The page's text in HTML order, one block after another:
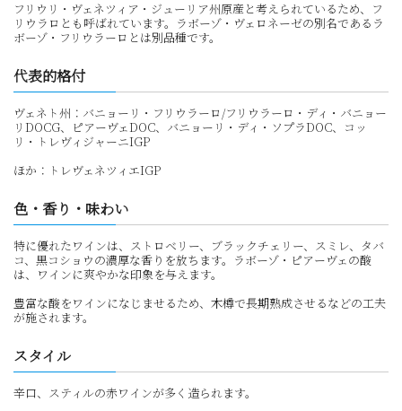
フリウリ・ヴェネツィア・ジューリア州原産と考えられているため、フ
リウラロとも呼ばれています。ラボーゾ・ヴェロネーゼの別名であるラ
ボーゾ・フリウラーロとは別品種です。
代表的格付
ヴェネト州：バニョーリ・フリウラーロ/フリウラーロ・ディ・バニョー
リDOCG、ピアーヴェDOC、バニョーリ・ディ・ソプラDOC、コッ
リ・トレヴィジャーニIGP
ほか：トレヴェネツィエIGP
色・香り・味わい
特に優れたワインは、ストロベリー、ブラックチェリー、スミレ、タバ
コ、黒コショウの濃厚な香りを放ちます。ラボーゾ・ピアーヴェの酸
は、ワインに爽やかな印象を与えます。
豊富な酸をワインになじませるため、木樽で長期熟成させるなどの工夫
が施されます。
スタイル
辛口、スティルの赤ワインが多く造られます。